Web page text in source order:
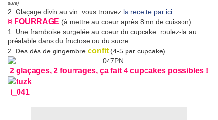
sure)
2. Glaçage divin au vin: vous trouvez la recette par ici
¤ FOURRAGE (à mettre au coeur après 8mn de cuisson)
1. Une framboise surgelée au coeur du cupcake: roulez-la au
préalable dans du fructose ou du sucre
2. Des dés de gingembre confit (4-5 par cupcake)
2 glaçages, 2 fourrages, ça fait 4 cupcakes possibles !